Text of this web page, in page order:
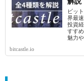
ビッ
界最
投資
すす
魅力
bitcastle.io